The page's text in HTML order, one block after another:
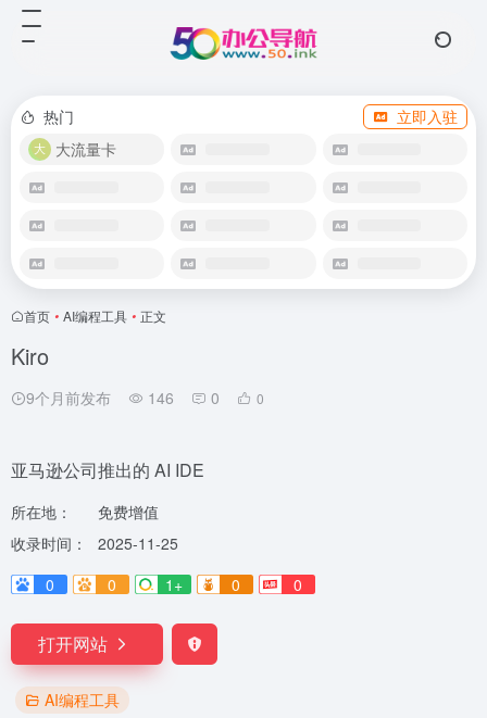
热门
立即入驻
大流量卡
首页 • AI编程工具 • 正文
Kiro
9个月前发布 146 0 0
亚马逊公司推出的 AI IDE
所在地：
免费增值
收录时间：
2025-11-25
0
0 1+ 0 0
打开网站
AI编程工具